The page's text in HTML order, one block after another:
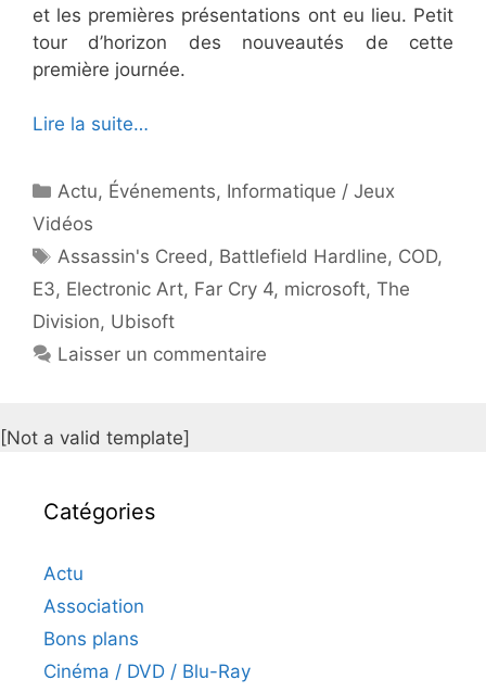
et les premières présentations ont eu lieu. Petit
tour d’horizon des nouveautés de cette
première journée.
Lire la suite…
Catégories
Actu, Événements, Informatique / Jeux
Vidéos
Étiquettes
Assassin's Creed, Battlefield Hardline, COD,
E3, Electronic Art, Far Cry 4, microsoft, The
Division, Ubisoft
Laisser un commentaire
[Not a valid template]
Catégories
Actu
Association
Bons plans
Cinéma / DVD / Blu-Ray